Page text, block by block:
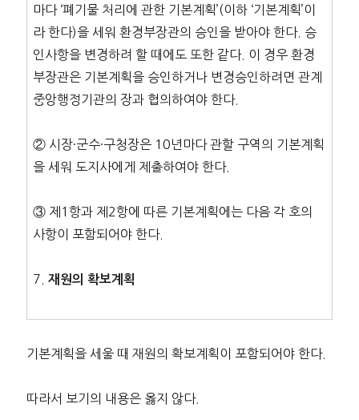
마다 ‘폐기물 처리에 관한 기본계획’(이하 ‘기본계획’이
라 한다)을 세워 환경부장관의 승인을 받아야 한다. 승
인사항을 변경하려 할 때에도 또한 같다. 이 경우 환경
부장관은 기본계획을 승인하거나 변경승인하려면 관계
중앙행정기관의 장과 협의하여야 한다.
② 시장·군수·구청장은 10년마다 관할 구역의 기본계획
을 세워 도지사에게 제출하여야 한다.
③ 제1항과 제2항에 따른 기본계획에는 다음 각 호의
사항이 포함되어야 한다.
7. 재원의 확보계획
기본계획을 세울 때 재원의 확보계획이 포함되어야 한다.
따라서 보기의 내용은 옳지 않다.